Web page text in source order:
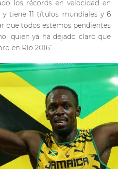
los récords en velocidad en
tiene 11 títulos mundiales y 6
que todos estemos pendientes
quien ya ha dejado claro que
en Río 2016”.